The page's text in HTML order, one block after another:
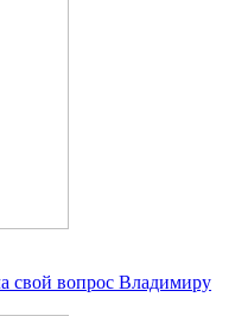
свой вопрос Владимиру